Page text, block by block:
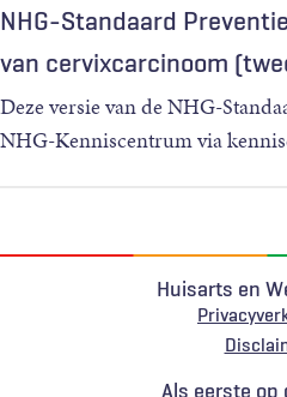
NHG-Standaard
van cervixcarcinoom
Deze versie van de NHG-
NHG-Kenniscentrum via
Huisarts en
Als eerste op